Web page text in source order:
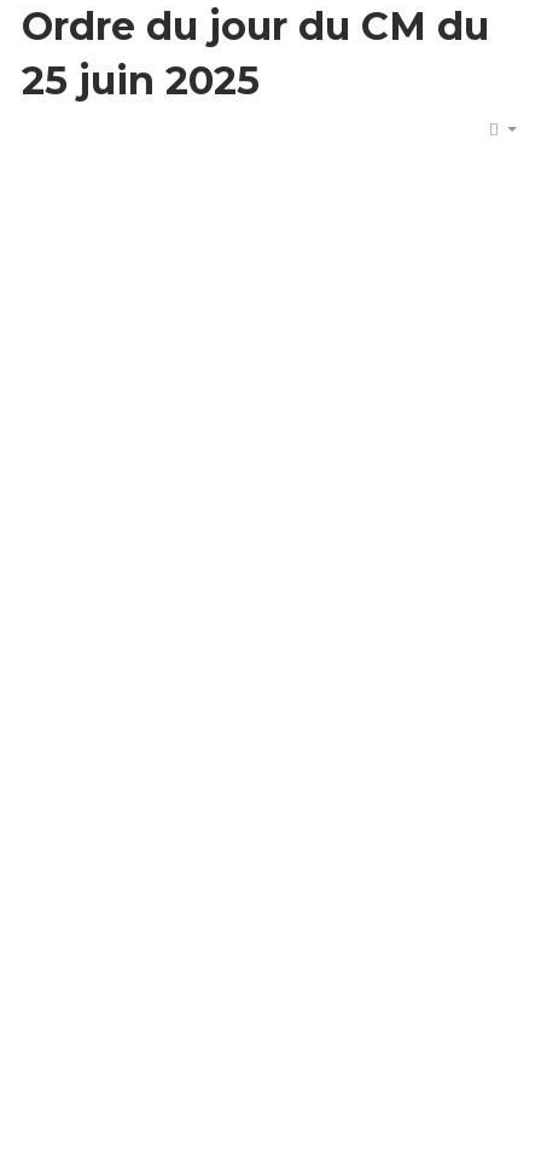
Ordre du jour du CM du
25 juin 2025